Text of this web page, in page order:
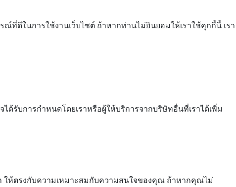
ที่ดีในการใช้งานเว็บไซต์ ถ้าหากท่านไม่ยินยอมให้เราใช้คุกกี้นี้ เรา
รับการกำหนดโดยเราหรือผู้ให้บริการจากบริษัทอื่นที่เราได้เพิ่ม
ให้ตรงกับความเหมาะสมกับความสนใจของคุณ ถ้าหากคุณไม่